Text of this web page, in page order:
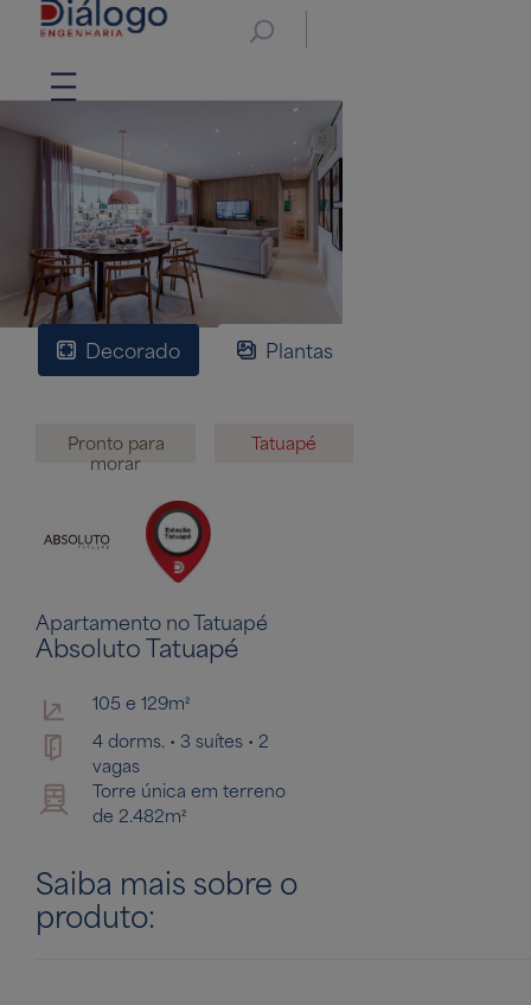
Decorado Plantas
Pronto para
morar
Tatuapé
Apartamento no Tatuapé
Absoluto Tatuapé
105 e 129m²
4 dorms. • 3 suítes • 2
vagas
Torre única em terreno
de 2.482m²
Saiba mais sobre o
produto: